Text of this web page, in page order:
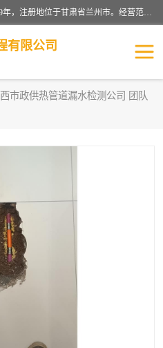
甘肃科探管道工程有限公司成立于2019年，注册地位于甘肃省兰州市。经营范围包括管道安装、清洗、疏通、维修、检测，防水工程，工程钻孔，化粪池清理，暖气安装，给排水管道安装维修，室内外管道如消防、供水、供热管道漏水检测定位，室内外防水堵漏等。
有限公司
市政供热管道漏水检测公司 团队